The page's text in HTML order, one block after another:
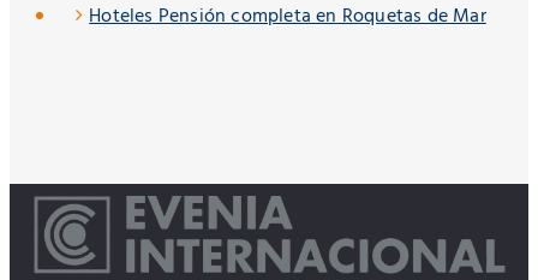
Hoteles Pensión completa en Roquetas de Mar